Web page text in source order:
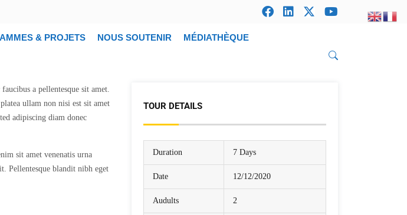
& PROJETS NOUS SOUTENIR MÉDIATHÈQUE
a pellentesque sit amet.
ullam non nisi est sit amet
adipiscing diam donec
sit amet venenatis urna
Pellentesque blandit nibh eget
TOUR DETAILS
Duration 7 Days
Date 12/12/2020
Audults 2